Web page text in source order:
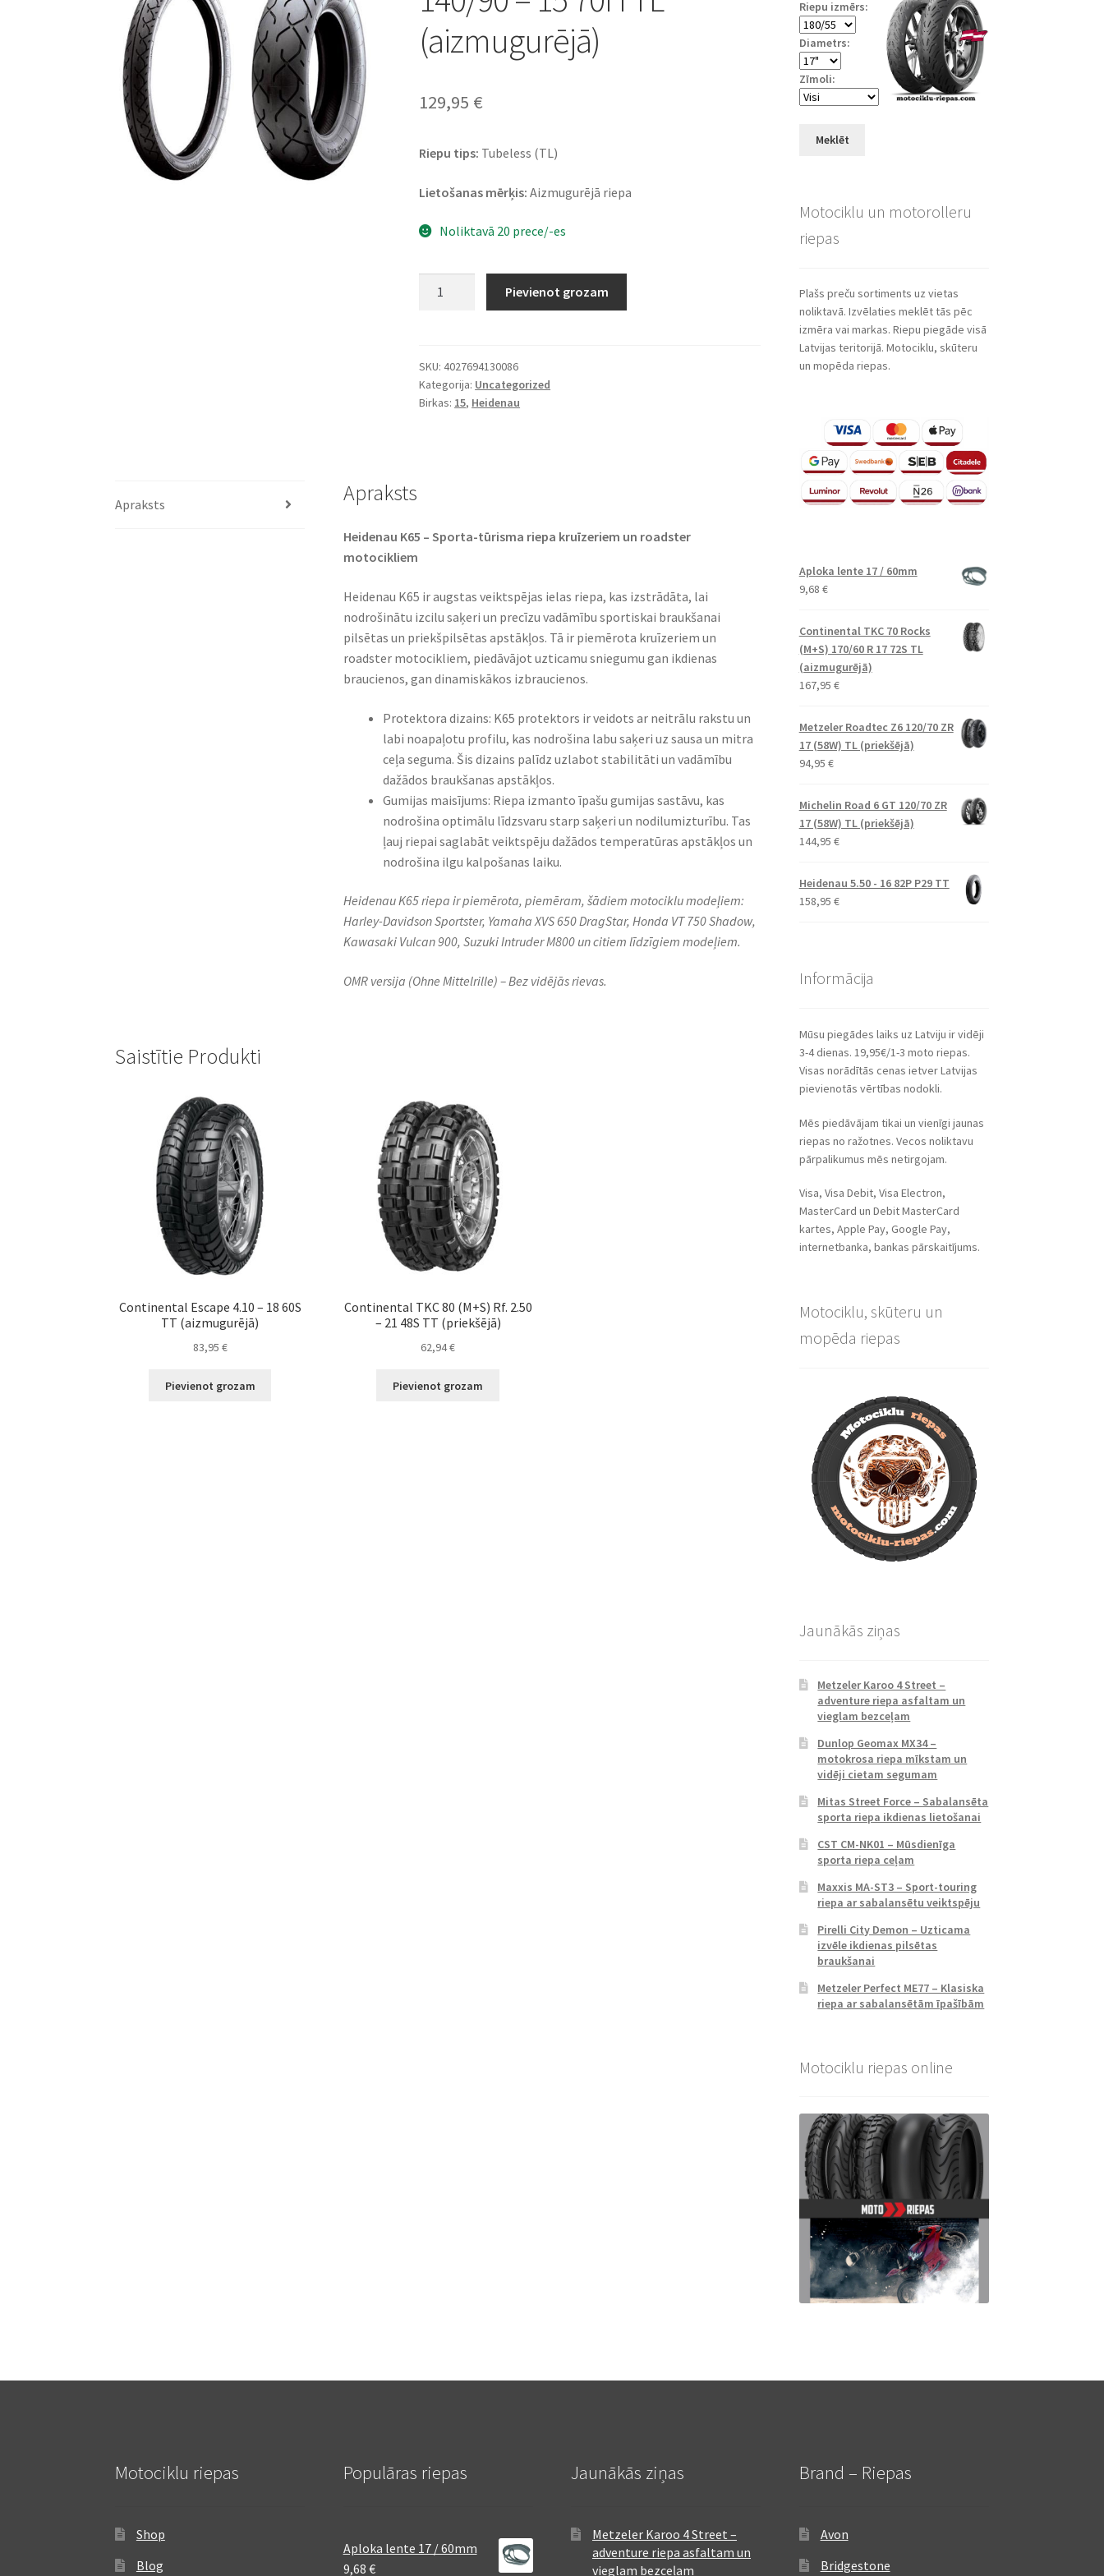
(aizmugurējā)
129,95 €
Riepu tips: Tubeless (TL)
Lietošanas mērķis: Aizmugurējā riepa
Noliktavā 20 prece/-es
140/90
-
15
Pievienot grozam
SKU:4027694130086
Kategorija: Uncategorized
Birkas: 15, Heidenau
Apraksts Apraksts
Heidenau K65 – Sporta-tūrisma riepa kruīzeriem un roadster
motocikliem
Heidenau K65 ir augstas veiktspējas ielas riepa, kas izstrādāta, lai
nodrošinātu izcilu saķeri un precīzu vadāmību sportiskai braukšanai
pilsētas un priekšpilsētas apstākļos. Tā ir piemērota kruīzeriem un
roadster motocikliem, piedāvājot uzticamu sniegumu gan ikdienas
braucienos, gan dinamiskākos izbraucienos.
Protektora dizains: K65 protektors ir veidots ar neitrālu rakstu un
labi noapaļotu profilu, kas nodrošina labu saķeri uz sausa un mitra
ceļa seguma. Šis dizains palīdz uzlabot stabilitāti un vadāmību
dažādos braukšanas apstākļos.
Gumijas maisījums: Riepa izmanto īpašu gumijas sastāvu, kas
nodrošina optimālu līdzsvaru starp saķeri un nodilumizturību. Tas
ļauj riepai saglabāt veiktspēju dažādos temperatūras apstākļos un
nodrošina ilgu kalpošanas laiku.
Heidenau K65 riepa ir piemērota, piemēram, šādiem motociklu modeļiem:
Harley-Davidson Sportster, Yamaha XVS 650 DragStar, Honda VT 750 Shadow,
Kawasaki Vulcan 900, Suzuki Intruder M800 un citiem līdzīgiem modeļiem.
OMR versija (Ohne Mittelrille) – Bez vidējās rievas.
Saistītie Produkti
Continental Escape 4.10 – 18 60S
TT (aizmugurējā)
83,95 €
Pievienot grozam
Continental TKC 80 (M+S) Rf. 2.50
– 21 48S TT (priekšējā)
62,94€
Pievienot grozam
Riepu izmērs:
Diametrs:
Zīmoli:
Meklēt
Motociklu un motorolleru
riepas
Plašs preču sortiments uz vietas
noliktavā. Izvēlaties meklēt tās pēc
izmēra vai markas. Riepu piegāde visā
Latvijas teritorijā. Motociklu, skūteru
un mopēda riepas.
Aploka lente 17 / 60mm
9,68 €
Continental TKC 70 Rocks
(M+S) 170/60 R 17 72S TL
(aizmugurējā)
167,95 €
Metzeler Roadtec Z6 120/70 ZR
17 (58W) TL (priekšējā)
94,95 €
Michelin Road 6 GT 120/70 ZR
17 (58W) TL (priekšējā)
144,95 €
Heidenau 5.50 - 16 82P P29 TT
158,95 €
Informācija
Mūsu piegādes laiks uz Latviju ir vidēji
3-4 dienas. 19,95€/1-3 moto riepas.
Visas norādītās cenas ietver Latvijas
pievienotās vērtības nodokli.
Mēs piedāvājam tikai un vienīgi jaunas
riepas no ražotnes. Vecos noliktavu
pārpalikumus mēs netirgojam.
Visa, Visa Debit, Visa Electron,
MasterCard un Debit MasterCard
kartes, Apple Pay, Google Pay,
internetbanka, bankas pārskaitījums.
Motociklu, skūteru un
mopēda riepas
Jaunākās ziņas
Metzeler Karoo 4 Street –
adventure riepa asfaltam un
vieglam bezceļam
Dunlop Geomax MX34 –
motokrosa riepa mīkstam un
vidēji cietam segumam
Mitas Street Force – Sabalansēta
sporta riepa ikdienas lietošanai
CST CM-NK01 – Mūsdienīga
sporta riepa ceļam
Maxxis MA-ST3 – Sport-touring
riepa ar sabalansētu veiktspēju
Pirelli City Demon – Uzticama
izvēle ikdienas pilsētas
braukšanai
Metzeler Perfect ME77 – Klasiska
riepa ar sabalansētām īpašībām
Motociklu riepas online
Motociklu riepas
Shop
Blog
Populāras riepas
Aploka lente 17 / 60mm
9,68 €
Jaunākās ziņas
Metzeler Karoo 4 Street –
adventure riepa asfaltam un
vieglam bezceļam
Brand – Riepas
Avon
Bridgestone